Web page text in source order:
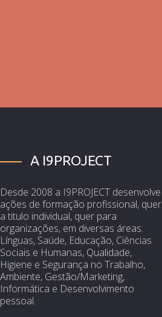
A I9PROJECT
Desde 2008 a I9PROJECT desenvolve
ações de formação profissional, quer
a titulo individual, quer para
organizações, em diversas áreas:
Línguas, Saúde, Educação, Ciências
Sociais e Humanas, Qualidade,
Higiene e Segurança no Trabalho,
Ambiente, Gestão/Marketing,
Informática e Desenvolvimento
pessoal.